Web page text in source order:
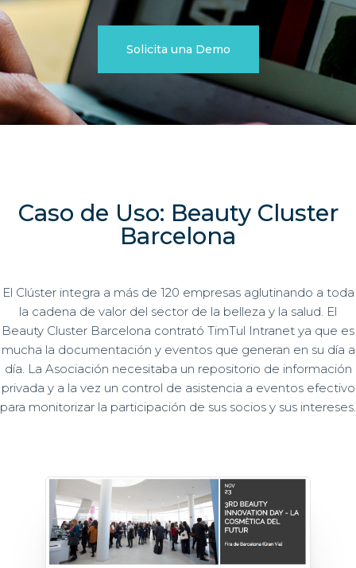
Solicita una Demo
Caso de Uso: Beauty Cluster
Barcelona
El Clúster integra a más de 120 empresas aglutinando a toda
la cadena de valor del sector de la belleza y la salud. El
Beauty Cluster Barcelona contrató TimTul Intranet ya que es
mucha la documentación y eventos que generan en su día a
día. La Asociación necesitaba un repositorio de información
privada y a la vez un control de asistencia a eventos efectivo
para monitorizar la participación de sus socios y sus intereses.